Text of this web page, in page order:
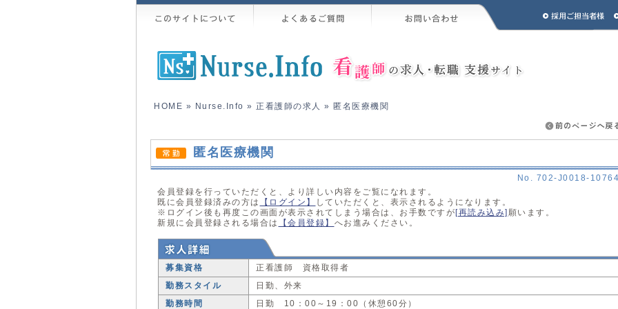
HOME » Nurse.Info » 正看護師の求人 » 匿名医療機関
匿名医療機関
No. 702-J0018-
会員登録を行っていただくと、より詳しい内容をご覧になれます。
既に会員登録済みの方は
【ログイン】
していただくと、表示されるようになります。
※ログイン後も再度この画面が表示されてしまう場合は、お手数ですが [再読み込み] 願います。
新規に会員登録される場合は
【会員登録】 へお進みください。
募集資格
正看護師 資格取得者
勤務スタイル
日勤、外来
勤務時間
日勤 10：00～19：00（休憩60分）